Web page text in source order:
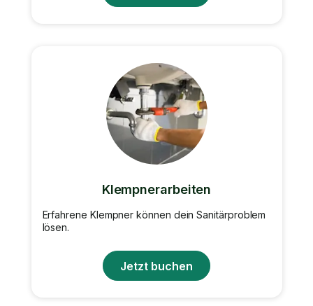
Klempnerarbeiten
Erfahrene Klempner können dein Sanitärproblem
lösen.
Jetzt buchen